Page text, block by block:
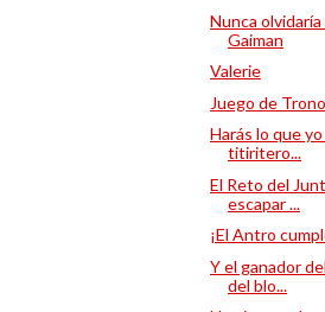
Nunca
Gaiman
Valerie
Juego de
Harás lo que
titiritero...
El Reto del
escapar ...
¡El Antro
Y el ganador
del blo...